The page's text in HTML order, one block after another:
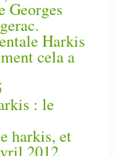
Georges
Harkis
cela a
: le
harkis, et